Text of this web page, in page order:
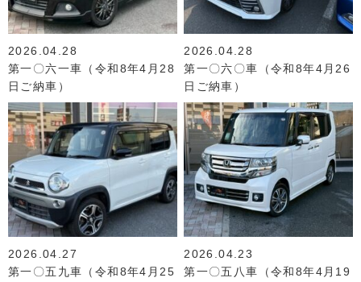
2026.04.28
第一〇六一車（令和8年4月28
日ご納車）
2026.04.28
第一〇六〇車（令和8年4月26
日ご納車）
2026.04.27
第一〇五九車（令和8年4月25
2026.04.23
第一〇五八車（令和8年4月19